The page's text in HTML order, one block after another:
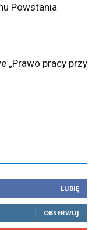
Powstania
„Prawo pracy przy
LUBIĘ
OBSERWUJ